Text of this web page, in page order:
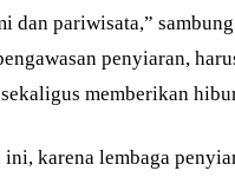
dan pariwisata,”
penyiaran,
memberikan
karena lembaga